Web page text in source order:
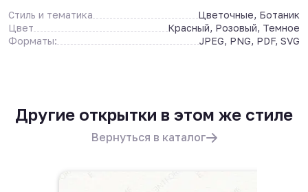
Стиль и тематика
Цветочные, Ботаник
Цвет
Красный, Розовый, Темное
Форматы:
JPEG, PNG, PDF, SVG
Другие открытки в этом же стиле
Вернуться в каталог